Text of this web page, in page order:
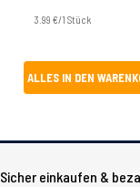
3.99 €/1 Stück
ALLES IN DEN
Sicher einkaufen &